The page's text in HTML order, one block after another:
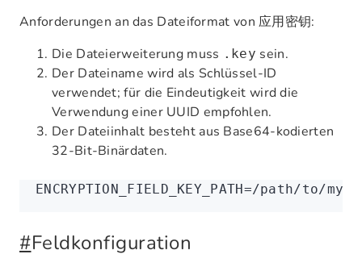
Anforderungen an das Dateiformat von应用密钥:
Die Dateierweiterung muss .key sein.
Der Dateiname wird als Schlüssel-ID
verwendet; für die Eindeutigkeit wird die
Verwendung einer UUID empfohlen.
Der Dateiinhalt besteht aus Base64-kodierten
32-Bit-Binärdaten.
ENCRYPTION_FIELD_KEY_PATH=/path/to/my/
#Feldkonfiguration